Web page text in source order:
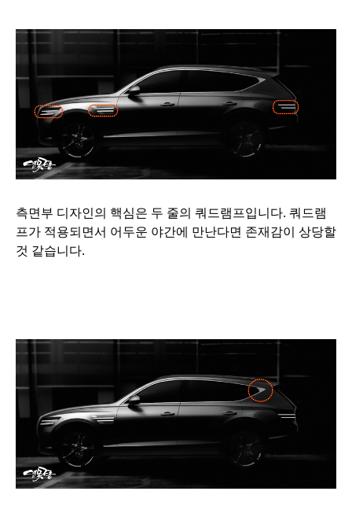
측면부 디자인의 핵심은 두 줄의 쿼드램프입니다. 쿼드램
프가 적용되면서 어두운 야간에 만난다면 존재감이 상당할
것 같습니다.